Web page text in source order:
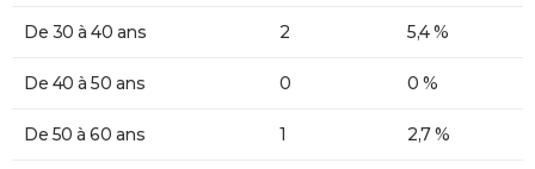
De 30 à 40 ans 2 5,4 %
De 40 à 50 ans 0 0 %
De 50 à 60 ans 1 2,7 %